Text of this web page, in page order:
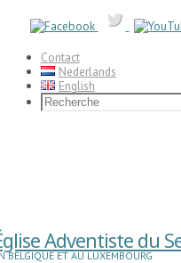
Contact
Nederlands
English
Search
for:
Adventiste du
BELGIQUE ET AU LUXEMBOURG